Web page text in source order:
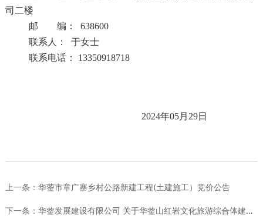
司二楼
邮 编：
638600
联系 人：
于女士
联系电话：
13350918718
2024年05月29日
上一条： 华蓥市章广寨乡村公路新建工程(土建施工）竞价公告
下一条： 华蓥发展建设有限公司 关于华蓥山红岩文化旅游综合体建设项目井...